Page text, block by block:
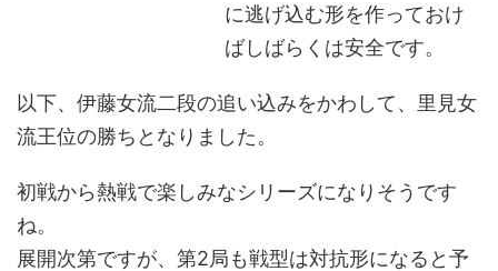
に逃げ込む形を作っておけ
ばしばらくは安全です。
以下、伊藤女流二段の追い込みをかわして、里見女
流王位の勝ちとなりました。
初戦から熱戦で楽しみなシリーズになりそうです
ね。
展開次第ですが、第2局も戦型は対抗形になると予